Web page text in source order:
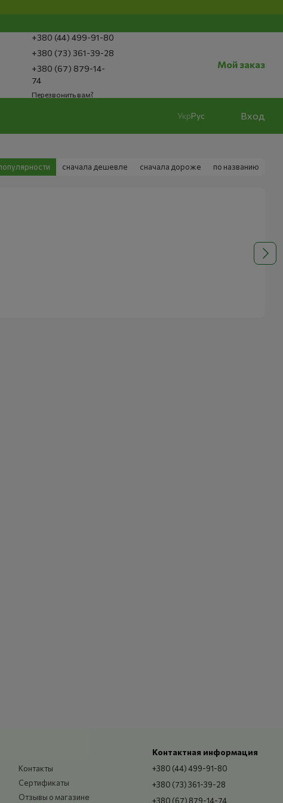
+380 (44) 499-91-80
+380 (73) 361-39-28
+380 (67) 879-14-
74
Перезвонить вам?
Мой заказ
УкрРус Вход
сначала дешевле сначала дороже по названию
Контакты
Сертификаты
Отзывы о магазине
Контактная информация
+380 (44) 499-91-80
+380 (73) 361-39-28
+380 (67) 879-14-74